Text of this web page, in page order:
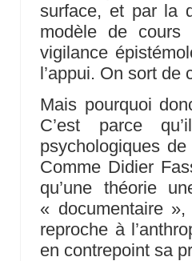
surface, et par la
modèle de cours
vigilance
l’appui. On sort de
Mais pourquoi
C’est parce
psychologiques
Comme Didier
qu’une théorie
« documentaire
reproche à
en contrepoint sa